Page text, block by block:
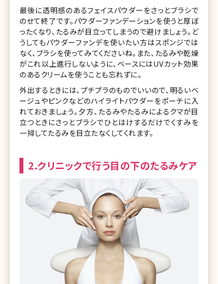
最後に透明感のあるフェイスパウダーをさっとブラシで
のせて終了です。パウダーファンデーションを使うと厚ぼ
ったくなり、たるみが目立ってしまうので避けましょう。ど
うしてもパウダーファンデを使いたい方はスポンジでは
なく、ブラシを使ってみてくださいね。また、たるみや乾燥
がこれ以上進行しないように、ベースにはUVカット効果
のあるクリームを使うことも忘れずに。
外出するときには、プチプラのものでいいので、明るいベ
ージュやピンクなどのハイライトパウダーをポーチに入
れておきましょう。夕方、たるみやたるみによるクマが目
立つときにさっとブラシでひとはけするだけでくすみを
一掃してたるみを目立たなくしてくれます。
2.クリニックで行う目の下のたるみケア